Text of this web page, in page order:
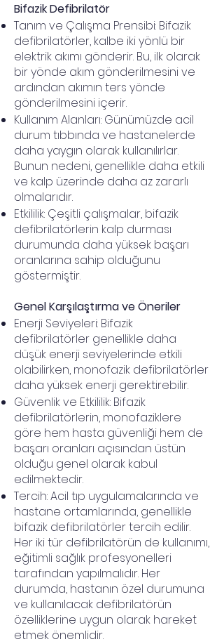
Bifazik Defibrilatör
Tanım ve Çalışma Prensibi: Bifazik
defibrilatörler, kalbe iki yönlü bir
elektrik akımı gönderir. Bu, ilk olarak
bir yönde akım gönderilmesini ve
ardından akımın ters yönde
gönderilmesini içerir.
Kullanım Alanları: Günümüzde acil
durum tıbbında ve hastanelerde
daha yaygın olarak kullanılırlar.
Bunun nedeni, genellikle daha etkili
ve kalp üzerinde daha az zararlı
olmalarıdır.
Etkililik: Çeşitli çalışmalar, bifazik
defibrilatörlerin kalp durması
durumunda daha yüksek başarı
oranlarına sahip olduğunu
göstermiştir.
Genel Karşılaştırma ve Öneriler
Enerji Seviyeleri: Bifazik
defibrilatörler genellikle daha
düşük enerji seviyelerinde etkili
olabilirken, monofazik defibrilatörler
daha yüksek enerji gerektirebilir.
Güvenlik ve Etkililik: Bifazik
defibrilatörlerin, monofaziklere
göre hem hasta güvenliği hem de
başarı oranları açısından üstün
olduğu genel olarak kabul
edilmektedir.
Tercih: Acil tıp uygulamalarında ve
hastane ortamlarında, genellikle
bifazik defibrilatörler tercih edilir.
Her iki tür defibrilatörün de kullanımı,
eğitimli sağlık profesyonelleri
tarafından yapılmalıdır. Her
durumda, hastanın özel durumuna
ve kullanılacak defibrilatörün
özelliklerine uygun olarak hareket
etmek önemlidir.